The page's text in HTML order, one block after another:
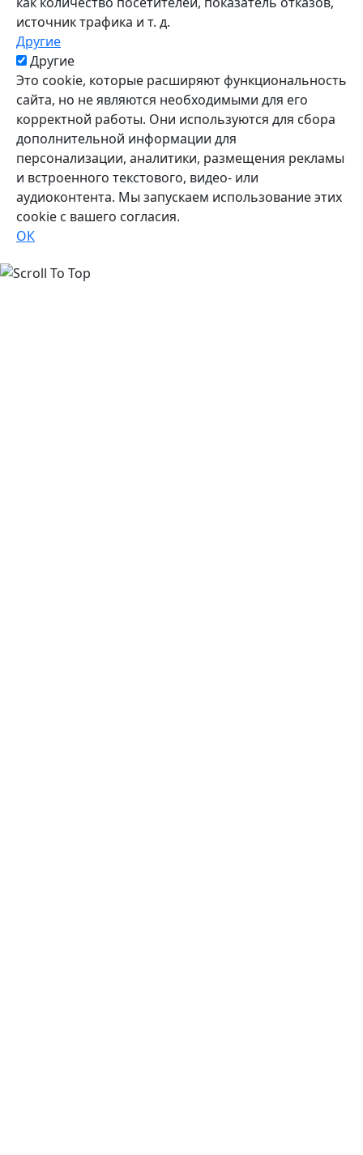
источник трафика и т. д.
Другие
Другие
Это cookie, которые расширяют функциональность
сайта, но не являются необходимыми для его
корректной работы. Они используются для сбора
дополнительной информации для
персонализации, аналитики, размещения рекламы
и встроенного текстового, видео- или
аудиоконтента. Мы запускаем использование этих
cookie с вашего согласия.
ОК